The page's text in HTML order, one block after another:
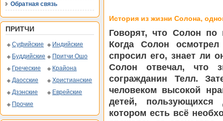
Обратная связь
ПРИТЧИ
Суфийские
Индийские
Буддийские
Притчи Ошо
Греческие
Крайона
Даосские
Христианские
Дзэнские
Еврейские
Прочие
История из жизни Солона,
Говорят, что Солон
Когда Солон
спросил его, знает ли
Солон отвечал, что
согражданин Телл.
человеком высокой
детей,
котором есть всё